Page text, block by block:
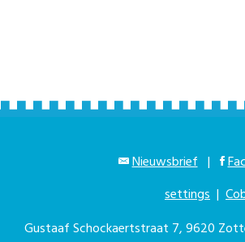
Nieuwsbrief |
settings |
Gustaaf Schockaertstraat 7, 9620